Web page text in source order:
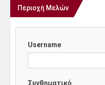
Περιοχή Μελών
Username
Συνθηματικό